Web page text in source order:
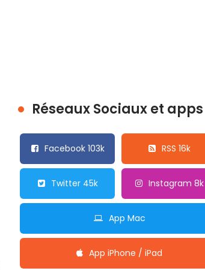
Réseaux Sociaux et apps
Facebook 103k RSS 16k
Twitter 45k Instagram 8k
App Mac
App iPhone / iPad